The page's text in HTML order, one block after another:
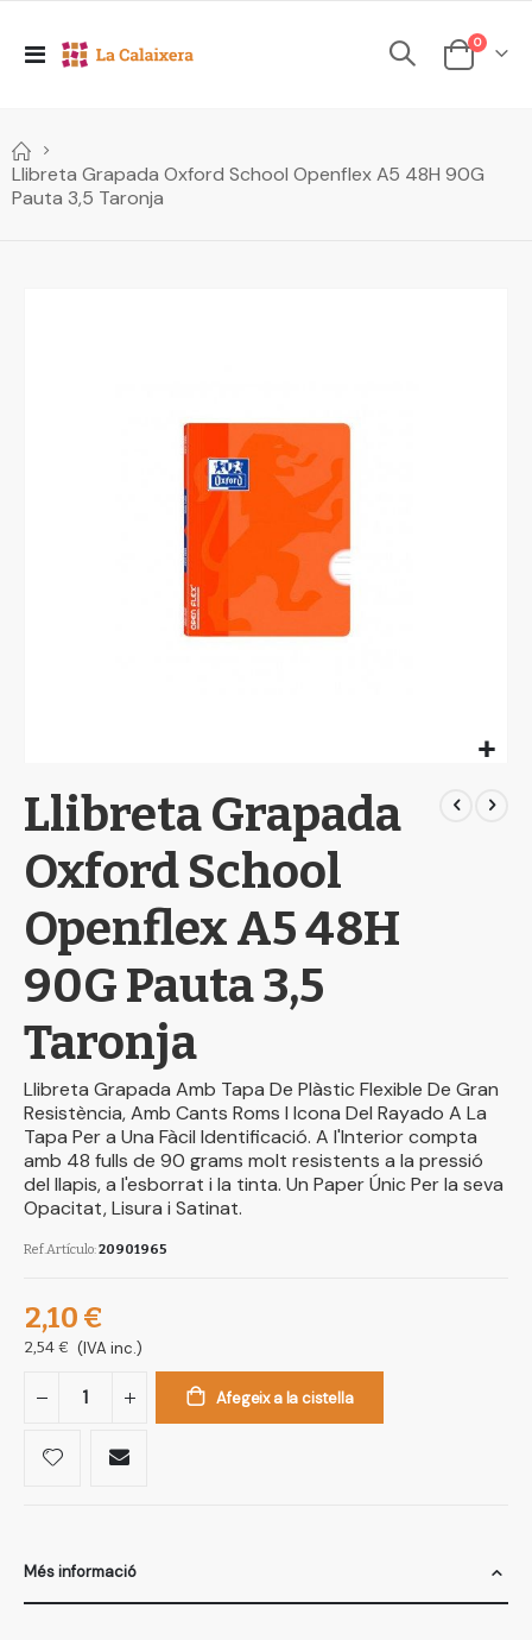
Toggle
Cesta
0elements
Llibreta Grapada Oxford School Openflex A5 48H 90G
Pauta 3,5 Taronja
to
the
beginning
of
images
gallery
Llibreta Grapada
Oxford School
Openflex A5 48H
90G Pauta 3,5
Taronja
Llibreta Grapada Amb Tapa De Plàstic Flexible De Gran
Resistència, Amb Cants Roms I Icona Del Rayado A La
Tapa Per a Una Fàcil Identificació. A l'Interior compta
amb 48 fulls de 90 grams molt resistents a la pressió
del llapis, a l'esborrat i la tinta. Un Paper Únic Per la seva
Opacitat, Lisura i Satinat.
Ref.Artículo 20901965
2,10 €
2,54 € (IVA inc.)
Afegeix a la cistella
Més informació